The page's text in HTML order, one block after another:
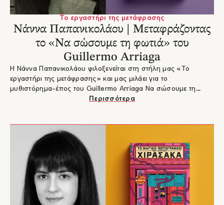
Το εργαστήρι της μετάφρασης
Νάννα Παπανικολάου | Μεταφράζοντας
το «Να σώσουμε τη φωτιά» του
Guillermo Arriaga
Η Νάννα Παπανικολάου φιλοξενείται στη στήλη μας «Το
εργαστήρι της μετάφρασης» και μας μιλάει για το
μυθιστόρημα-έπος του Guillermo Arriaga Να σώσουμε τη
φωτιά, που μετέφρασε και εκδόθηκε πρόσφατα στα ελληνικά.
στην καταδίκη και την εξιλέωση.
Περισσότερα